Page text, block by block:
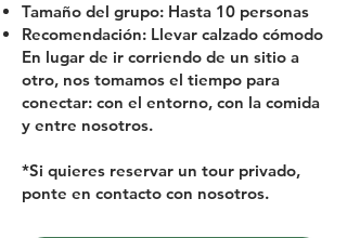
Tamaño del grupo: Hasta 10 personas
Recomendación: Llevar calzado cómodo
En lugar de ir corriendo de un sitio a
otro, nos tomamos el tiempo para
conectar: con el entorno, con la comida
y entre nosotros.
*Si quieres reservar un tour privado,
ponte en contacto con nosotros.